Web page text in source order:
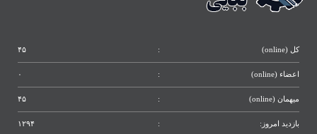
کل (online) : ۴۵
اعضاء (online) : ۰
میهمان (online) : ۴۵
بازدید امروز: : ۱۲۹۴